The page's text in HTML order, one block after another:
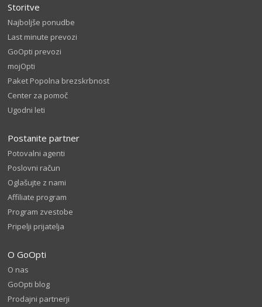
Storitve
Najboljše ponudbe
Last minute prevozi
GoOpti prevozi
mojOpti
Paket Popolna brezskrbnost
Center za pomoč
Ugodni leti
Postanite partner
Potovalni agenti
Poslovni račun
Oglašujte z nami
Affiliate program
Program zvestobe
Pripelji prijatelja
O GoOpti
O nas
GoOpti blog
Prodajni partnerji